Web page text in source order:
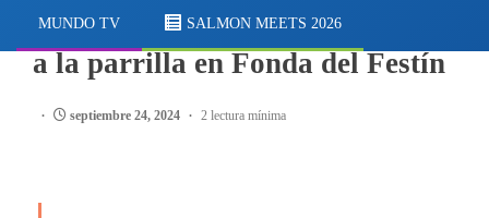
MUNDO TV SALMON MEETS 2026
SalmonChile tiró todo el salmón
a la parrilla en Fonda del Festín
septiembre 24, 2024 2 lectura mínima